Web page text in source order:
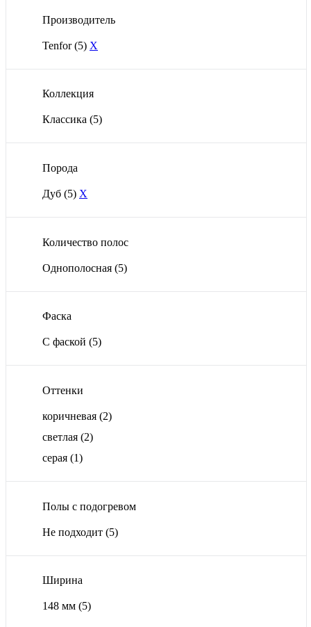
Производитель
Tenfor(5) X
Коллекция
Классика (5)
Порода
Дуб (5) X
Количество полос
Однополосная (5)
Фаска
С фаской (5)
Оттенки
коричневая (2)
светлая (2)
серая (1)
Полы с подогревом
Не подходит (5)
Ширина
148 мм (5)